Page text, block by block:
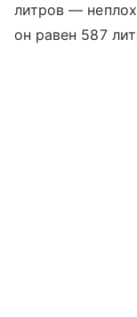
литров —
он равен 587